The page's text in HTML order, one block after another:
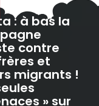
: à bas la
contre
et
migrants !
» sur